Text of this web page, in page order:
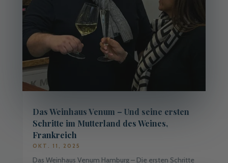
Das Weinhaus Venum – Und seine ersten
Schritte im Mutterland des Weines,
Frankreich
OKT. 11, 2025
Das Weinhaus Venum Hamburg – Die ersten Schritte